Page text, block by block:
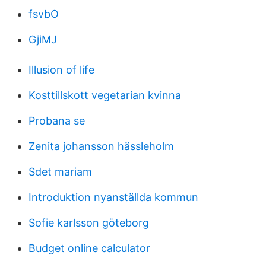
fsvbO
GjiMJ
Illusion of life
Kosttillskott vegetarian kvinna
Probana se
Zenita johansson hässleholm
Sdet mariam
Introduktion nyanställda kommun
Sofie karlsson göteborg
Budget online calculator